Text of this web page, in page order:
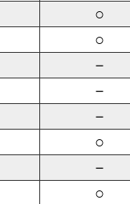
○
○
－
－
－
○
－
○